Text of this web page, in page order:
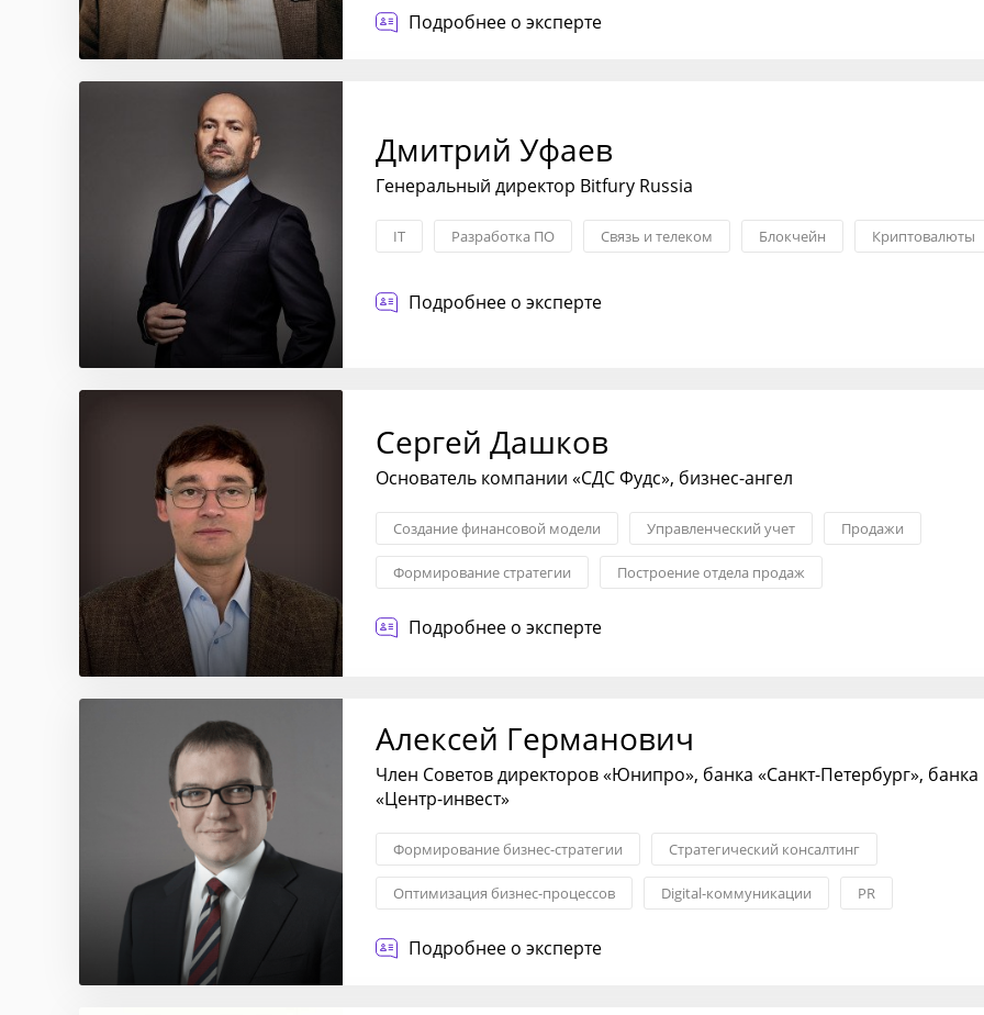
Формирование бизнес-стратегии
Подробнее о эксперте
Дмитрий Уфаев
Генеральный директор Bitfury Russia
IT Разработка ПО Связь и телеком Блокчейн Криптовалюты
Подробнее о эксперте
Сергей Дашков
Основатель компании «СДС Фудс», бизнес-ангел
Создание финансовой модели Управленческий учет Продажи
Формирование стратегии Построение отдела продаж
KPI: постановка и контроль
Подробнее о эксперте
Алексей Германович
Член Советов директоров «Юнипро», банка «Санкт-Петербург», банка
«Центр-инвест»
Формирование бизнес-стратегии Стратегический консалтинг
Оптимизация бизнес-процессов Digital-коммуникации PR
Внешние связи и GR
Подробнее о эксперте